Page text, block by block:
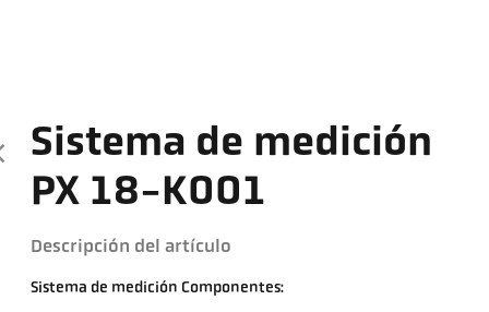
Sistema de medición
PX 18-K001
Descripción del artículo
Sistema de medición Componentes: